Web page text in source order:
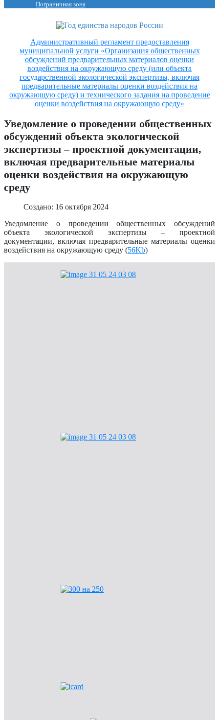
Пограничная зона
Административный регламент предоставления
муниципальной услуги «Организация общественных
обсуждений предварительных материалов оценки
воздействия на окружающую среду (или объекта
государственной экологической экспертизы, включая
предварительные материалы оценки воздействия на
окружающую среду) и технического задания на проведение
оценки воздействия на окружающую среду»
Уведомление о проведении общественных
обсуждений объекта экологической
экспертизы – проектной документации,
включая предварительные материалы
оценки воздействия на окружающую
среду
Создано: 16 октября 2024
Уведомление о проведении общественных обсуждений
объекта экологической экспертизы – проектной
документации, включая предварительные материалы оценки
воздействия на окружающую среду (56Kb)